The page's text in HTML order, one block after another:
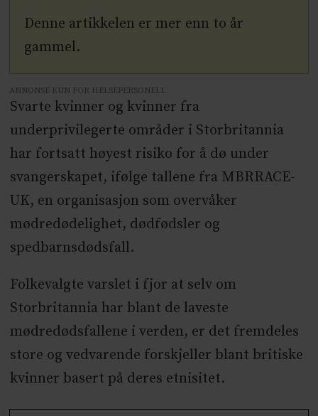
Denne artikkelen er mer enn to år
gammel.
ANNONSE KUN FOR HELSEPERSONELL
Svarte kvinner og kvinner fra
underprivilegerte områder i Storbritannia
har fortsatt høyest risiko for å dø under
svangerskapet, ifølge tallene fra MBRRACE-
UK, en organisasjon som overvåker
mødredødelighet, dødfødsler og
spedbarnsdødsfall.
Folkevalgte varslet i fjor at selv om
Storbritannia har blant de laveste
mødredødsfallene i verden, er det fremdeles
store og vedvarende forskjeller blant britiske
kvinner basert på deres etnisitet.